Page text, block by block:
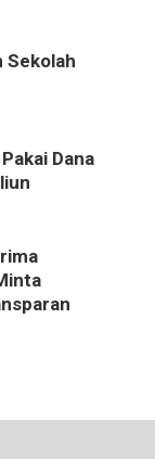
Sekolah
Dana